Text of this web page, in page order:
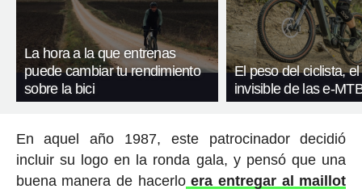
La hora a la que entrenas
puede cambiar tu rendimiento
sobre la bici
El peso del ciclista,
invisible de las e-
En aquel año 1987, este patrocinador decidió
incluir su logo en la ronda gala, y pensó que una
buena manera de hacerloera entregar al maillot